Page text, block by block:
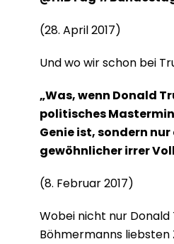
(28. April 2017)
Und wo wir schon bei
„Was, wenn Donald
politisches
Genie ist, sondern nur
gewöhnlicher irrer
(8. Februar 2017)
Wobei nicht nur
Böhmermanns liebsten